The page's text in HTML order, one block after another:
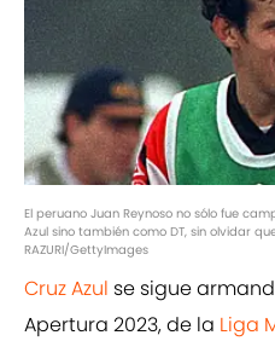
El peruano Juan Reynoso no sólo fue
Azul sino también como DT, sin olvidar
RAZURI/GettyImages
Cruz Azul se sigue
Apertura 2023, de la Liga